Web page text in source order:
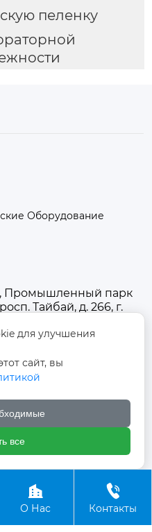
пеленку
Оборудование
Промышленный парк
Тайбай, д. 266, г.

О Нас

Контакты
для улучшения
сайт, вы
все